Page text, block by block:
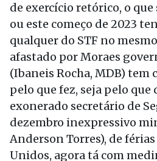
de exercício retórico, o que
ou este começo de 2023
qualquer do STF no
afastado por Moraes
(Ibaneis Rocha, MDB) tem
pelo que fez, seja pelo que
exonerado secretário de
dezembro inexpressivo
Anderson Torres), de
Unidos, agora tá com